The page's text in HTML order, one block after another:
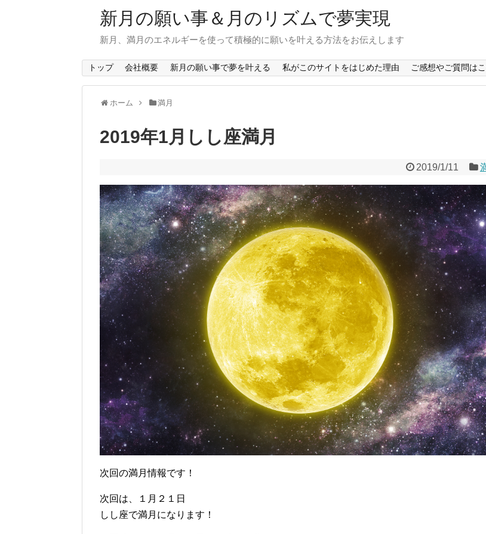
新月の願い事＆月のリズムで夢実現
新月、満月のエネルギーを使って積極的に願いを叶える方法をお伝えします
トップ 会社概要 新月の願い事で夢を叶える 私がこのサイトをはじめた理由 ご感想やご質問は
ホーム 満月
2019年1月しし座満月
2019/1/11
次回の満月情報です！
次回は、１月２１日
しし座で満月になります！